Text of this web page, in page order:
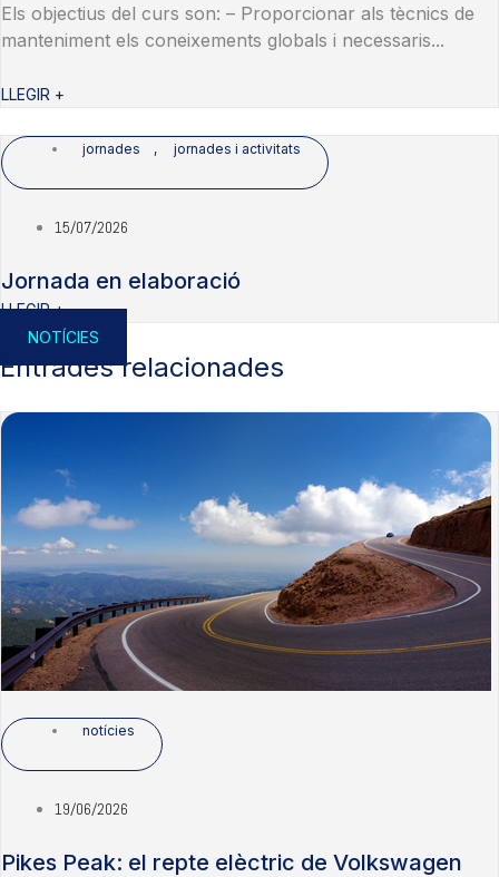
Els objectius del curs son: – Proporcionar als tècnics de
manteniment els coneixements globals i necessaris...
LLEGIR +
jornades , jornades i activitats
15/07/2026
Jornada en elaboració
LLEGIR +
NOTÍCIES
Entrades relacionades
notícies
19/06/2026
Pikes Peak: el repte elèctric de Volkswagen